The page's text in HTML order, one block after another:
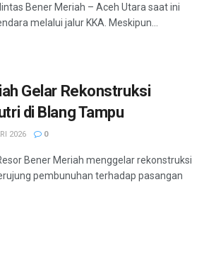
Bener Meriah – Aceh Utara saat ini
melalui jalur KKA. Meskipun...
Gelar Rekonstruksi
di Blang Tampu
2026 0
Bener Meriah menggelar rekonstruksi
pembunuhan terhadap pasangan